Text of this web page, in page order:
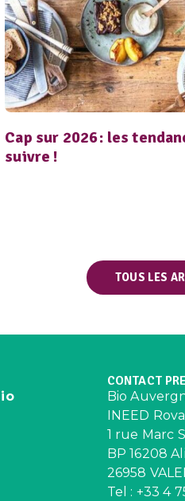
Cap sur 2026 : les
suivre !
TOUS LES
CONTACT
Bio
INEED
1 rue Marc
BP 16208
26958
Tel : +33 4